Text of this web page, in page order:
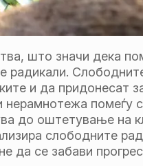
што значи дека
и да придонесат
нерамнотежа помеѓу
до оштетување на
слободните
се забави